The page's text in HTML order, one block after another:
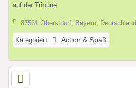
auf der Tribüne
87561 Oberstdorf, Bayern, Deutschland
Kategorien: Action & Spaß